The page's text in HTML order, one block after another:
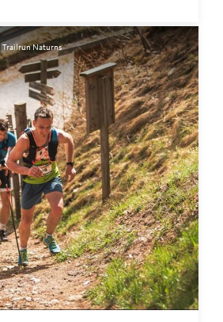
Trailrun Naturns